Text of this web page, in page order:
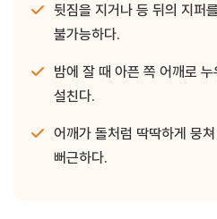
뒷짐을 지거나 등 뒤의 지퍼
불가능하다.
밤에 잘 때 아픈 쪽 어깨로
설친다.
어깨가 돌처럼 딱딱하게 뭉
뻐근하다.